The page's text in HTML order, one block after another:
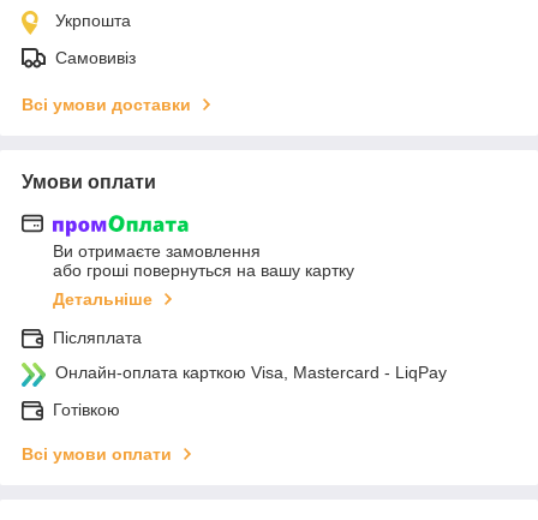
Укрпошта
Самовивіз
Всі умови доставки
Умови оплати
Ви отримаєте замовлення
або гроші повернуться на вашу картку
Детальніше
Післяплата
Онлайн-оплата карткою Visa, Mastercard - LiqPay
Готівкою
Всі умови оплати